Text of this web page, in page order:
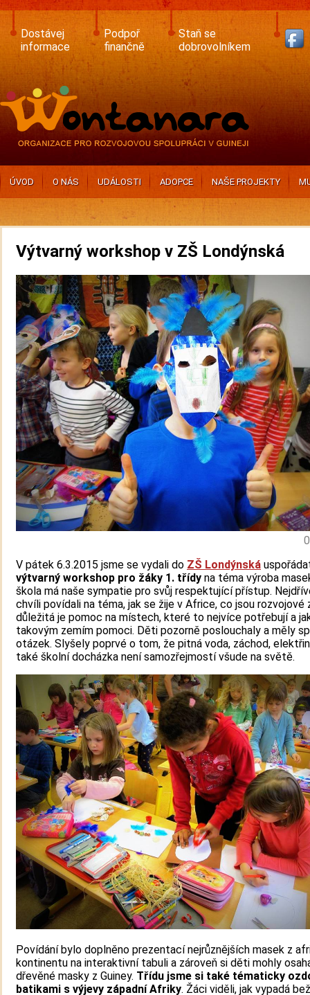
Skip
main
content
Dostávej
informace
Podpoř
finančně
Staň se
dobrovolníkem
ÚVOD O NÁS UDÁLOSTI ADOPCE NAŠE PROJEKTY
Výtvarný workshop v ZŠ Londýnská
V pátek 6.3.2015 jsme se vydali do ZŠ Londýnská
výtvarný workshop pro žáky 1. třídy na téma výroba
škola má naše sympatie pro svůj respektující přístup.
chvíli povídali na téma, jak se žije v Africe, co jsou rozvojové
důležitá je pomoc na místech, které to nejvíce potřebují a
takovým zemím pomoci. Děti pozorně poslouchaly a měly
otázek. Slyšely poprvé o tom, že pitná voda, záchod,
také školní docházka není samozřejmostí všude na světě.
Povídání bylo doplněno prezentací nejrůznějších masek z
kontinentu na interaktivní tabuli a zároveň si děti mohly
dřevěné masky z Guiney. Třídu jsme si také tématicky
batikami s výjevy západní Afriky. Žáci viděli, jak vypadá